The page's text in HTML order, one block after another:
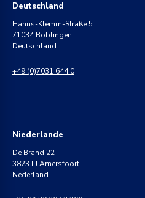
Deutschland
Hanns-Klemm-Straße 5
71034 Böblingen
Deutschland
+49 (0)7031 644 0
Niederlande
De Brand 22
3823 LJ Amersfoort
Nederland